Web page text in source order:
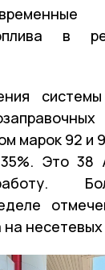
в
системы
марок 92 и
Это 38